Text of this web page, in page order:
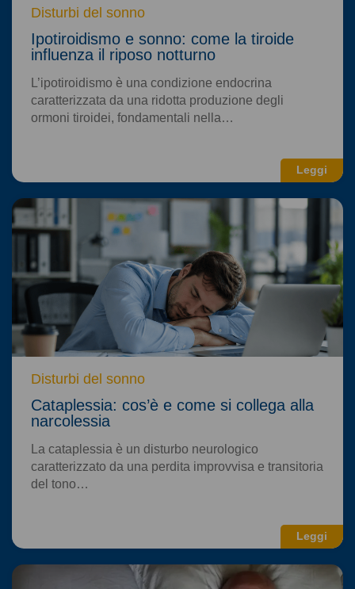
Leggi
Disturbi del sonno
Ipotiroidismo e sonno: come la tiroide
influenza il riposo notturno
L’ipotiroidismo è una condizione endocrina
caratterizzata da una ridotta produzione degli
ormoni tiroidei, fondamentali nella…
Leggi
Disturbi del sonno
Cataplessia: cos’è e come si collega alla
narcolessia
La cataplessia è un disturbo neurologico
caratterizzato da una perdita improvvisa e transitoria
del tono…